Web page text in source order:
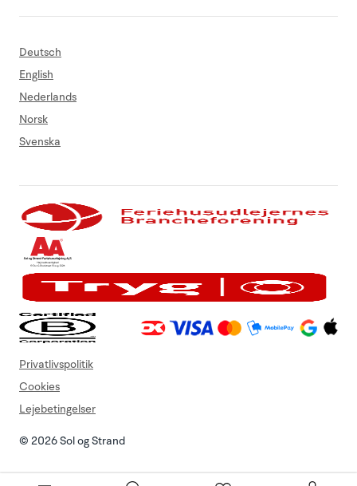
Deutsch
English
Nederlands
Norsk
Svenska
© 2026 Sol og Strand
Privatlivspolitik
Cookies
Lejebetingelser